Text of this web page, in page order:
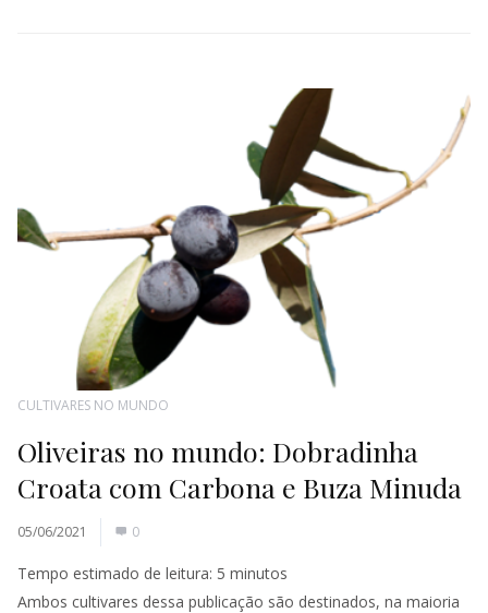
CULTIVARES NO MUNDO
Oliveiras no mundo: Dobradinha
Croata com Carbona e Buza Minuda
05/06/2021 0
Tempo estimado de leitura: 5 minutos
Ambos cultivares dessa publicação são destinados, na maioria